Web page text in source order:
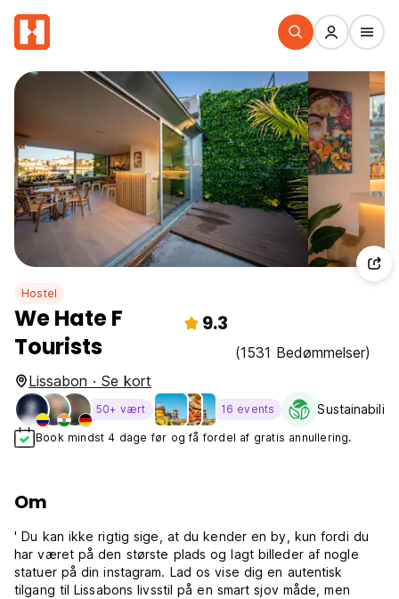
Hostel
We Hate F
Tourists
9.3
(1531 Bedømmelser)
Lissabon · Se kort
50+ vært 16 events
Book mindst 4 dage før og få fordel af gratis annullering.
Om
' Du kan ikke rigtig sige, at du kender en by, kun fordi du
har været på den største plads og lagt billeder af nogle
statuer på din instagram. Lad os vise dig en autentisk
tilgang til Lissabons livsstil på en smart sjov måde, men